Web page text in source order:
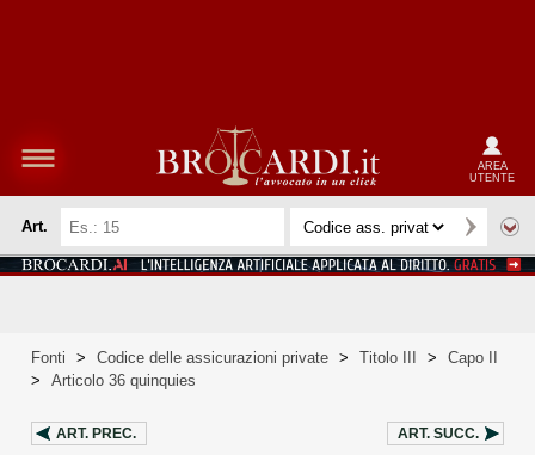
AREA
UTENTE
Art.
Fonti > Codice delle assicurazioni private > Titolo III >
Capo II
>
Articolo 36 quinquies
ART. PREC. ART. SUCC.